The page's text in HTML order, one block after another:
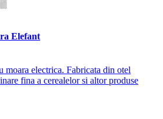
Elefant
moara electrica. Fabricata din otel
fina a cerealelor si altor produse